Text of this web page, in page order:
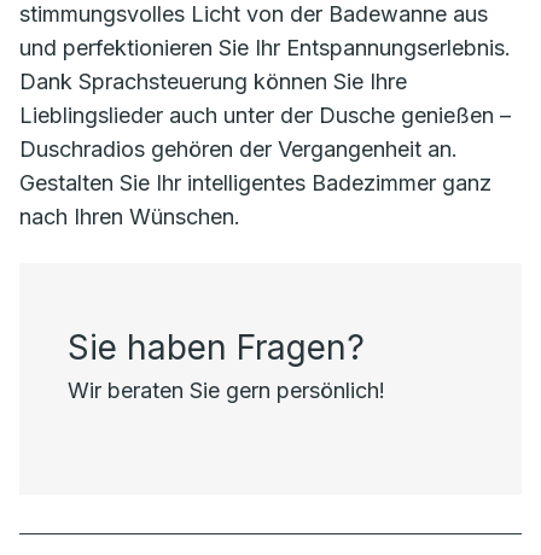
stimmungsvolles Licht von der Badewanne aus
und perfektionieren Sie Ihr Entspannungserlebnis.
Dank Sprachsteuerung können Sie Ihre
Lieblingslieder auch unter der Dusche genießen –
Duschradios gehören der Vergangenheit an.
Gestalten Sie Ihr intelligentes Badezimmer ganz
nach Ihren Wünschen.
Sie haben Fragen?
Wir beraten Sie gern persönlich!